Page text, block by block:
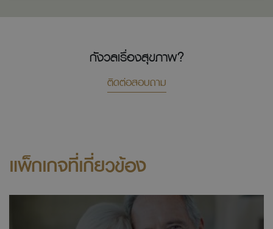
กังวลเรื่องสุขภาพ?
ติดต่อสอบถาม
แพ็กเกจที่เกี่ยวข้อง